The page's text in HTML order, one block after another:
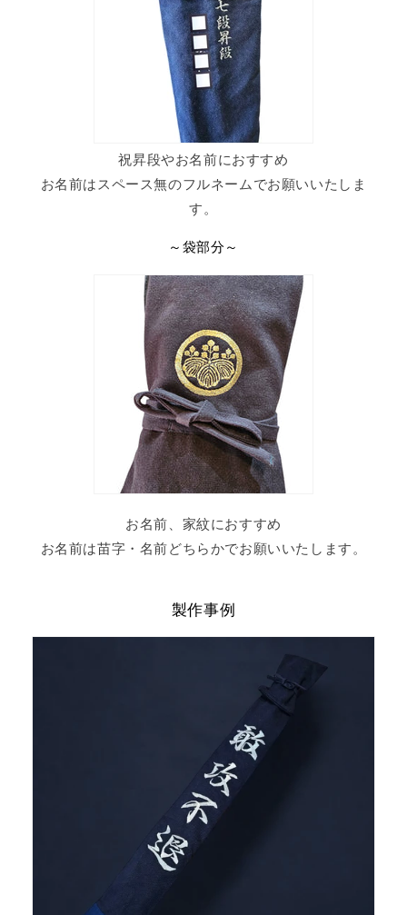
祝昇段やお名前におすすめ
お名前はスペース無のフルネームでお願いいたしま
す。
～袋部分～
お名前、家紋におすすめ
お名前は苗字・名前どちらかでお願いいたします。
製作事例